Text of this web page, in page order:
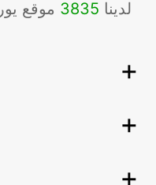
لدينا 3835 موقع